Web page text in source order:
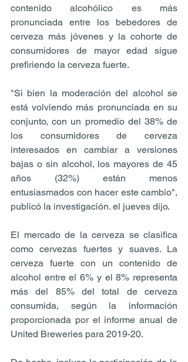
contenido alcohólico es más
pronunciada entre los bebedores de
cerveza más jóvenes y la cohorte de
consumidores de mayor edad sigue
prefiriendo la cerveza fuerte.
"Si bien la moderación del alcohol se
está volviendo más pronunciada en su
conjunto, con un promedio del 38% de
los consumidores de cerveza
interesados en cambiar a versiones
bajas o sin alcohol, los mayores de 45
años (32%) están menos
entusiasmados con hacer este cambio",
publicó la investigación. el jueves dijo.
El mercado de la cerveza se clasifica
como cervezas fuertes y suaves. La
cerveza fuerte con un contenido de
alcohol entre el 6% y el 8% representa
más del 85% del total de cerveza
consumida, según la información
proporcionada por el informe anual de
United Breweries para 2019-20.